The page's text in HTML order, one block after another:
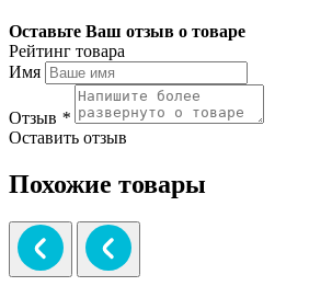
Оставьте Ваш отзыв о товаре
Рейтинг товара
Имя
Отзыв *
Оставить отзыв
Похожие товары